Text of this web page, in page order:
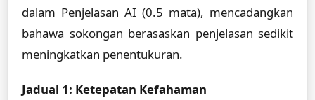
dalam Penjelasan AI (0.5 mata), mencadangkan
bahawa sokongan berasaskan penjelasan sedikit
meningkatkan penentukuran.
Jadual 1: Ketepatan Kefahaman